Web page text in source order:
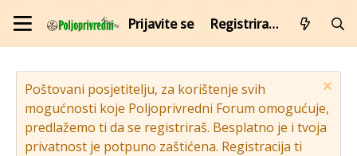
Prijavite se Registrirajte se
Poštovani posjetitelju, za korištenje svih
mogućnosti koje Poljoprivredni Forum omogućuje,
predlažemo ti da se registriraš. Besplatno je i tvoja
privatnost je potpuno zaštićena. Registracija ti